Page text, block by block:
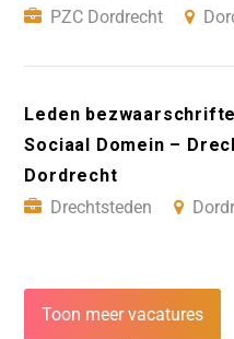
PZC Dordrecht
Leden
Sociaal Domein –
Dordrecht
Drechtsteden
Toon meer vacatures